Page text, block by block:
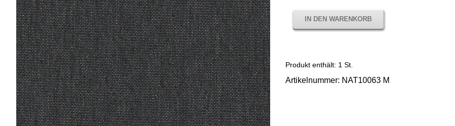
IN DEN WARENKORB
Produkt enthält: 1 St.
Artikelnummer: NAT10063 M